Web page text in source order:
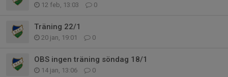
12 feb, 13:03 0
Träning 22/1
20 jan, 19:01 0
OBS ingen träning söndag 18/1
14 jan, 13:06 0